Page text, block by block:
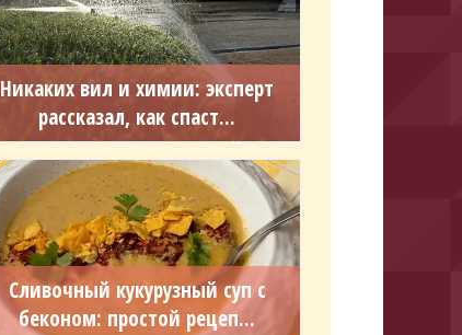
Никаких вил и химии: эксперт
рассказал, как спаст...
Сливочный кукурузный суп с
беконом: простой рецеп...